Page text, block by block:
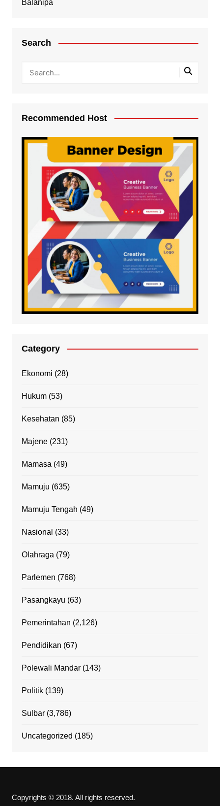
Balanipa
Search
Recommended Host
Category
Ekonomi (28)
Hukum(53)
Kesehatan (85)
Majene(231)
Mamasa (49)
Mamuju (635)
Mamuju Tengah (49)
Nasional (33)
Olahraga (79)
Parlemen (768)
Pasangkayu (63)
Pemerintahan (2,126)
Pendidikan (67)
Polewali Mandar(143)
Politik(139)
Sulbar(3,786)
Uncategorized (185)
Copyrights © 2018. All rights reserved.